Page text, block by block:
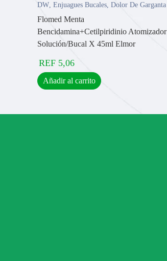
DW Enjuagues Bucales Dolor De Garganta
Flomed Menta
Bencidamina+Cetilpiridinio Atomizador
Solución/Bucal X 45ml Elmor
REF 5,06
Añadir al carrito